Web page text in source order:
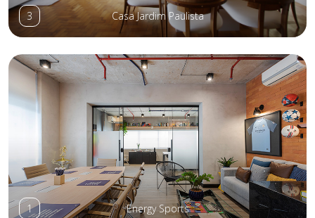
3 Casa Jardim Paulista
1 Energy Sports